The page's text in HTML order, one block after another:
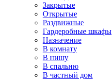
Закрытые
Открытые
Раздвижные
Гардеробные шкафы
Назначение
В комнату
В нишу
В спальню
В частный дом